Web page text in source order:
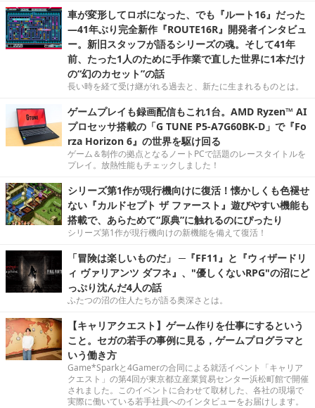
車が変形してロボになった、でも『ルート16』だった
―41年ぶり完全新作『ROUTE16R』開発者インタビュ
ー。新旧スタッフが語るシリーズの魂。そして41年
前、たった1人のために手作業で直した世界に1本だけ
の“幻のカセット”の話
長い時を経て受け継がれる過去と、新たに生まれるものとは。
ゲームプレイも録画配信もこれ1台。AMD Ryzen™ AI
プロセッサ搭載の「G TUNE P5-A7G60BK-D」で『Fo
rza Horizon 6』の世界を駆け回る
ゲーム＆制作の拠点となるノートPCで話題のレースタイトルを
プレイ。放熱性能もチェックしました！
シリーズ第1作が現行機向けに復活！懐かしくも色褪せ
ない『カルドセプト ザ ファースト』遊びやすい機能も
搭載で、あらためて“原典”に触れるのにぴったり
シリーズ第1作が現行機向けの新機能を備えて復活！
「冒険は楽しいものだ」 ─『FF11』と『ウィザードリ
ィ ヴァリアンツ ダフネ』、"優しくないRPG"の沼にど
っぷり沈んだ4人の話
ふたつの沼の住人たちが語る奥深さとは。
【キャリアクエスト】ゲーム作りを仕事にするという
こと。セガの若手の事例に見る，ゲームプログラマと
いう働き方
Game*Sparkと4Gamerの合同による就活イベント「キャリア
クエスト」の第4回が東京都立産業貿易センター浜松町館で開催
されました。このイベントに合わせて取材した、各社の現場で
実際に働いている若手社員へのインタビューをお届けします。